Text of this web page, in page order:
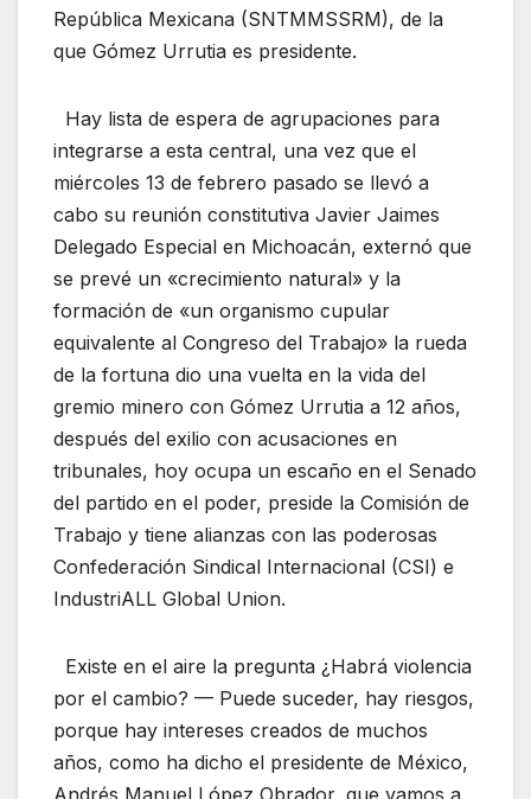
República Mexicana (SNTMMSSRM), de la
que Gómez Urrutia es presidente.
Hay lista de espera de agrupaciones para
integrarse a esta central, una vez que el
miércoles 13 de febrero pasado se llevó a
cabo su reunión constitutiva Javier Jaimes
Delegado Especial en Michoacán, externó que
se prevé un «crecimiento natural» y la
formación de «un organismo cupular
equivalente al Congreso del Trabajo» la rueda
de la fortuna dio una vuelta en la vida del
gremio minero con Gómez Urrutia a 12 años,
después del exilio con acusaciones en
tribunales, hoy ocupa un escaño en el Senado
del partido en el poder, preside la Comisión de
Trabajo y tiene alianzas con las poderosas
Confederación Sindical Internacional (CSI) e
IndustriALL Global Union.
Existe en el aire la pregunta ¿Habrá violencia
por el cambio? — Puede suceder, hay riesgos,
porque hay intereses creados de muchos
años, como ha dicho el presidente de México,
Andrés Manuel López Obrador, que vamos a